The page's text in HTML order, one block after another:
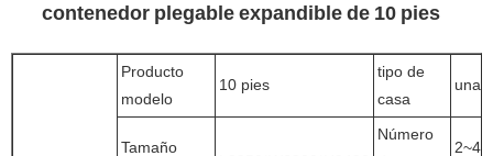
contenedor plegable expandible de 10 pies
Producto
modelo
10 pies
tipo de
casa
una
Tamaño
Número
2~4